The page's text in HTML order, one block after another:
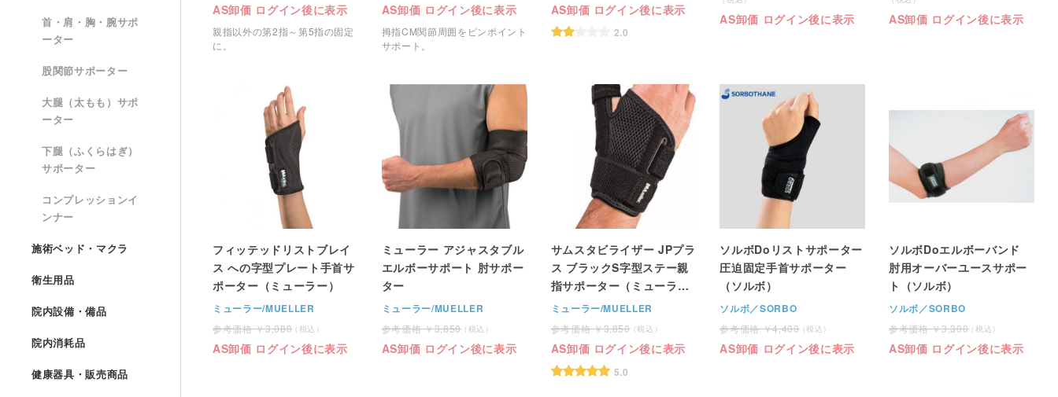
AS卸価 ログイン後に表示
親指以外の第2指～第5指の固定
に。
AS卸価 ログイン後に表示
拇指CM関節周囲をピンポイント
サポート。
AS卸価 ログイン後に表示
2.0
AS卸価 ログイン後に表示 AS卸価 ログイン後に表示
フィッテッドリストブレイ
ス への字型プレート手首サ
ポーター（ミューラー）
ミューラー/MUELLER
3,080
AS卸価 ログイン後に表示
ミューラー アジャスタブル
エルボーサポート 肘サポー
ター
ミューラー/MUELLER
3,850
AS卸価 ログイン後に表示
サムスタビライザー JPプラ
ス ブラックS字型ステー親
指サポーター（ミューラ
ー）
ミューラー/MUELLER
3,850
AS卸価 ログイン後に表示
5.0
ソルボDoリストサポーター
圧迫固定手首サポーター
（ソルボ）
ソルボ／SORBO
4,400
AS卸価 ログイン後に表示
ソルボDoエルボーバンド
肘用オーバーユースサポー
ト（ソルボ）
ソルボ／SORBO
3,300
AS卸価 ログイン後に表示
首・肩・胸・腕サポ
ーター
股関節サポーター
大腿（太もも）サポ
ーター
下腿（ふくらはぎ）
サポーター
コンプレッションイ
ンナー
施術ベッド・マクラ
衛生用品
院内設備・備品
院内消耗品
健康器具・販売商品